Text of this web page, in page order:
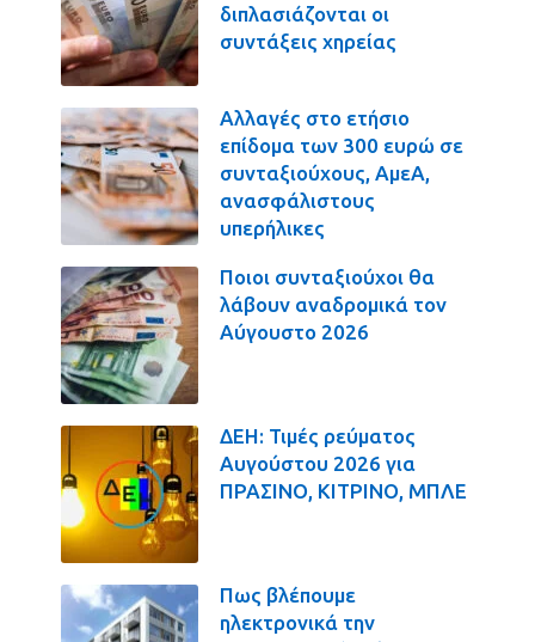
διπλασιάζονται οι
συντάξεις χηρείας
Αλλαγές στο ετήσιο
επίδομα των 300 ευρώ σε
συνταξιούχους, ΑμεΑ,
ανασφάλιστους
υπερήλικες
Ποιοι συνταξιούχοι θα
λάβουν αναδρομικά τον
Αύγουστο 2026
ΔΕΗ: Τιμές ρεύματος
Αυγούστου 2026 για
ΠΡΑΣΙΝΟ, ΚΙΤΡΙΝΟ, ΜΠΛΕ
Πως βλέπουμε
ηλεκτρονικά την